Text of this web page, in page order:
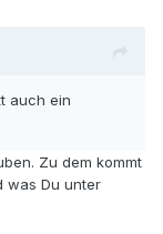
auch ein
Zu dem kommt
was Du unter